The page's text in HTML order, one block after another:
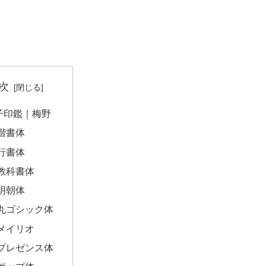
印鑑｜梅野
書体
書体
科書体
朝体
ゴシック体
イリオ
レゼンス体